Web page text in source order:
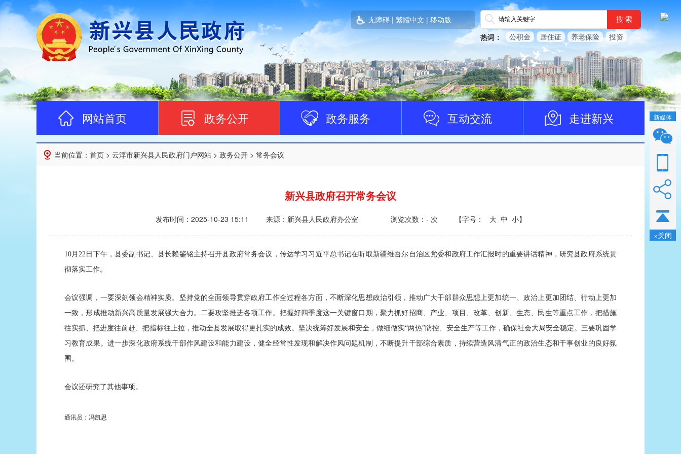
无障碍 | 繁體中文 | 移动版 搜 索
热词： 公积金 居住证 养老保险 投资
网站首页 政务公开 政务服务 互动交流 走进新兴
当前位置： 首页 > 云浮市新兴县人民政府门户网站 > 政务公开 > 常务会议
新兴县政府召开常务会议
发布时间： 2025-10-23 15:11 来源：新兴县人民政府办公室 浏览次数： - 次 【字号： 大 中 小】
10月22日下午，县委副书记、县长赖鉴铭主持召开县政府常务会议，传达学习习近平总书记在听取新疆维吾尔自治区党委和政府工作汇报时的重要讲话精神，研究县政府系统贯
彻落实工作。
会议强调，一要深刻领会精神实质。坚持党的全面领导贯穿政府工作全过程各方面，不断深化思想政治引领，推动广大干部群众思想上更加统一、政治上更加团结、行动上更加
一致，形成推动新兴高质量发展强大合力。二要攻坚推进各项工作。把握好四季度这一关键窗口期，聚力抓好招商、产业、项目、改革、创新、生态、民生等重点工作，把措施
往实抓、把进度往前赶、把指标往上拉，推动全县发展取得更扎实的成效。坚决统筹好发展和安全，做细做实“两热”防控、安全生产等工作，确保社会大局安全稳定。三要巩固学
习教育成果。进一步深化政府系统干部作风建设和能力建设，健全经常性发现和解决作风问题机制，不断提升干部综合素质，持续营造风清气正的政治生态和干事创业的良好氛
围。
会议还研究了其他事项。
通讯员：冯凯思
新媒体
×关闭